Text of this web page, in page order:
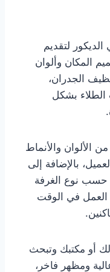
لتقديم
المكان وألوان
الجدران،
الطلاء بشكل
الألوان والأنماط
بالإضافة إلى
حسب نوع الغرفة
العمل في الوقت
أو مكتبك وتبحث
ومظهر فاخر،